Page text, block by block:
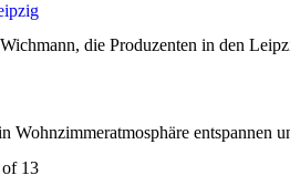
die Produzenten in den
Wohnzimmeratmosphäre
13